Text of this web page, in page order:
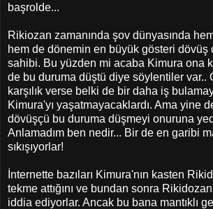
başrolde...
Rikiozan zamanında şov dünyasında
hem de dönemin en büyük gösteri dövüş
sahibi. Bu yüzden mi acaba Kimura ona
de bu duruma düştü diye söylentiler var..
karşılık verse belki de bir daha iş
Kimura'yı yaşatmayacaklardı. Ama yine
dövüşçü bu duruma düşmeyi onuruna
Anlamadım ben nedir... Bir de en garibi
sıkışıyorlar!
İnternette bazıları Kimura'nın kasten
tekme attığını ve bundan sonra
iddia ediyorlar. Ancak bu bana mantıklı